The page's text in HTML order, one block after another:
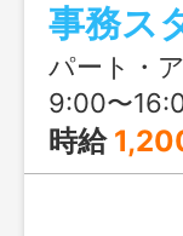
ので、ブ
事務ス
パート・
9:00〜
時給